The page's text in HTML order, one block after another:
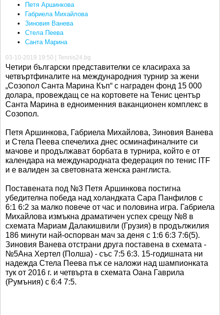
Петя Аршинкова
Габриела Михайлова
Зиновия Ванева
Стела Пеева
Санта Марина
03-10-2019 19:50 | Tennis24.bg
Четири български представителки се класираха за
четвъртфиналите на международния турнир за жени
„Созопол Санта Марина Къп“ с награден фонд 15 000
долара, провеждащ се на кортовете на Тенис център
Санта Марина в едноименния ваканционен комплекс в
Созопол.
Петя Аршинкова, Габриела Михайлова, Зиновия Ванева
и Стела Пеева спечелиха днес осминафиналните си
мачове и продължават борбата в турнира, който е от
календара на международната федерация по тенис ITF
и е валиден за световната женска ранглиста.
Поставената под №3 Петя Аршинкова постигна
убедителна победа над холандката Сара Панфилов с
6:1 6:2 за малко повече от час и половина игра. Габриела
Михайлова измъкна драматичен успех срещу №8 в
схемата Мариам Далакишвили (Грузия) в продължилия
186 минути най-оспорван мач за деня с 1:6 6:3 7:6(5).
Зиновия Ванева отстрани друга поставена в схемата -
№5Ана Хертел (Полша) - със 7:5 6:3. 15-годишната ни
надежда Стела Пеева пък се наложи над шампионката
тук от 2016 г. и четвърта в схемата Оана Гаврила
(Румъния) с 6:4 7:5.